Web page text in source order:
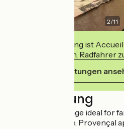
2/11
Diese Einrichtung ist
verpflichtet sich, Radfahrer
Ihre Verpflichtungen
Beschreibung
Large sunny cottage ideal for
heart of the village. Provençal